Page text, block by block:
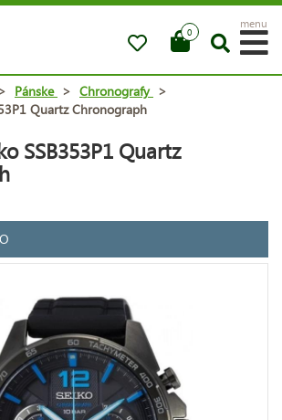
0
menu
Pánske > Chronografy >
Quartz Chronograph
SSB353P1 Quartz